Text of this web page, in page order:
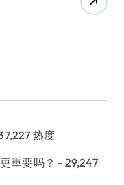
热度
重要吗？ - 29,247